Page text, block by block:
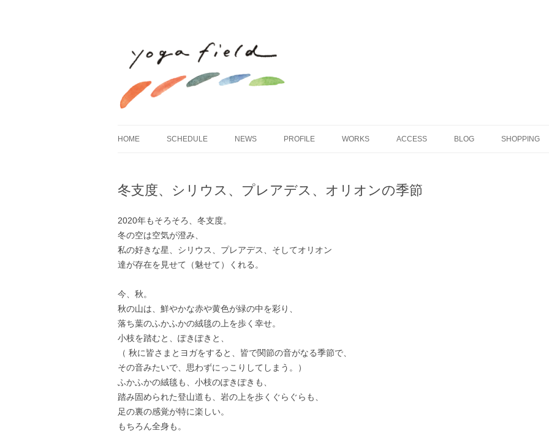
HOME SCHEDULE NEWS PROFILE WORKS ACCESS BLOG SHOPPING
冬支度、シリウス、プレアデス、オリオンの季節
2020年もそろそろ、冬支度。
冬の空は空気が澄み、
私の好きな星、シリウス、プレアデス、そしてオリオン
達が存在を見せて（魅せて）くれる。
今、秋。
秋の山は、鮮やかな赤や黄色が緑の中を彩り、
落ち葉のふかふかの絨毯の上を歩く幸せ。
小枝を踏むと、ぽきぽきと、
（ 秋に皆さまとヨガをすると、皆で関節の音がなる季節で、
その音みたいで、思わずにっこりしてしまう。）
ふかふかの絨毯も、小枝のぽきぽきも、
踏み固められた登山道も、岩の上を歩くぐらぐらも、
足の裏の感覚が特に楽しい。
もちろん全身も。